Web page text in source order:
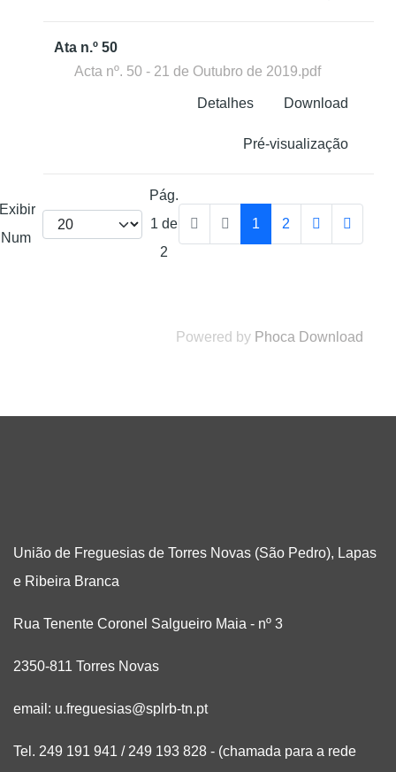
Ata n.º 50
Acta nº. 50 - 21 de Outubro de 2019.pdf
Download
Detalhes
Pré-visualização
Exibir
Num
Pág.
1 de
2
1 2
Powered by Phoca Download
União de Freguesias de Torres Novas (São Pedro), Lapas
e Ribeira Branca
Rua Tenente Coronel Salgueiro Maia - nº 3
2350-811 Torres Novas
email: u.freguesias@splrb-tn.pt
Tel. 249 191 941 / 249 193 828 - (chamada para a rede